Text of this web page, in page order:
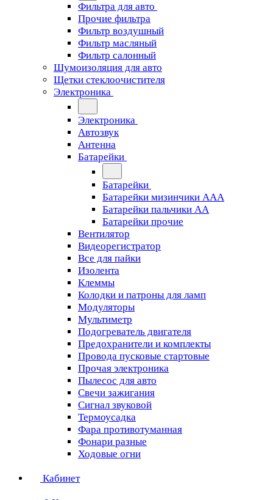
Фильтра для авто
Прочие фильтра
Фильтр воздушный
Фильтр масляный
Фильтр салонный
Шумоизоляция для авто
Щетки стеклоочистителя
Электроника
Электроника
Автозвук
Антенна
Батарейки
Батарейки
Батарейки мизинчики ААА
Батарейки пальчики АА
Батарейки прочие
Вентилятор
Видеорегистратор
Все для пайки
Изолента
Клеммы
Колодки и патроны для ламп
Модуляторы
Мультиметр
Подогреватель двигателя
Предохранители и комплекты
Провода пусковые стартовые
Прочая электроника
Пылесос для авто
Свечи зажигания
Сигнал звуковой
Термоусадка
Фара противотуманная
Фонари разные
Ходовые огни
Кабинет